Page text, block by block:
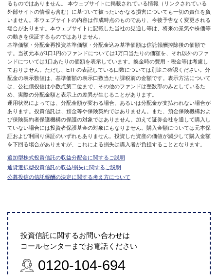
るものではありません。 本ウェブサイトに掲載されている情報（リンクされている
外部サイトの情報も含む）に基づいて被ったいかなる損害についても一切の責任を負
いません。本ウェブサイトの内容は作成時点のものであり、今後予告なく変更される
場合があります。本ウェブサイトに記載した当社の見通し等は、将来の景気や株価等
の動きを保証するものではありません。
基準価額・分配金再投資基準価額・分配金込み基準価額は信託報酬控除後の価額で
す。当初元本が1口1円のファンドについては1万口当たりの価額を、それ以外のファ
ンドについては1口あたりの価額を表示しています。換金時の費用・税金等は考慮し
ておりません。ただし、ETFの表記している口数については別途ご確認ください。分
配金の表示数値は、基準価額の表示口数当たり課税前の金額です。表示方法について
は、公社債投信は小数点第二位まで、その他のファンドは整数部のみとしているた
め、実際の分配金額と表示上の差異が生じることがあります。
運用状況によっては、分配金額が変わる場合、あるいは分配金が支払われない場合が
あります。投資信託は、預金等や保険契約ではありません。また、預金保険機構およ
び保険契約者保護機構の保護の対象ではありません。加えて証券会社を通して購入し
ていない場合には投資者保護基金の対象にもなりません。購入金額については元本保
証および利回り保証のいずれもありません。投資した資産の価値が減少して購入金額
を下回る場合がありますが、これによる損失は購入者が負担することとなります。
追加型株式投資信託の収益分配金に関するご説明
通貨選択型投資信託の収益/損失に関するご説明
公募投信の信託報酬の決定に関する考え方について
投資信託に関するお問い合わせは
コールセンターまでお電話ください
0120-104-694